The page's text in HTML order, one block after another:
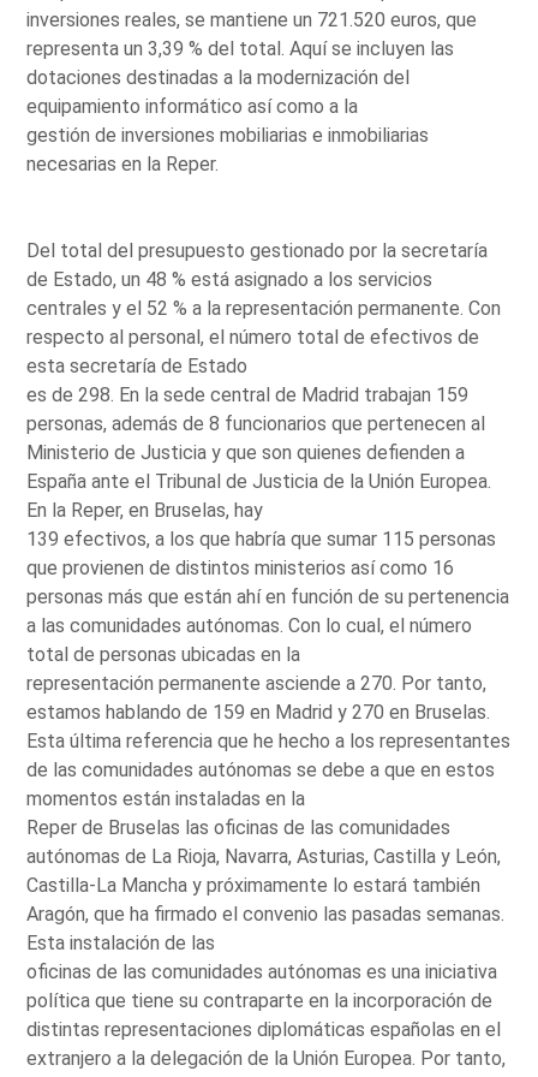
inversiones reales, se mantiene un 721.520 euros, que
representa un 3,39 % del total. Aquí se incluyen las
dotaciones destinadas a la modernización del
equipamiento informático así como a la
gestión de inversiones mobiliarias e inmobiliarias
necesarias en la Reper.
Del total del presupuesto gestionado por la secretaría
de Estado, un 48 % está asignado a los servicios
centrales y el 52 % a la representación permanente. Con
respecto al personal, el número total de efectivos de
esta secretaría de Estado
es de 298. En la sede central de Madrid trabajan 159
personas, además de 8 funcionarios que pertenecen al
Ministerio de Justicia y que son quienes defienden a
España ante el Tribunal de Justicia de la Unión Europea.
En la Reper, en Bruselas, hay
139 efectivos, a los que habría que sumar 115 personas
que provienen de distintos ministerios así como 16
personas más que están ahí en función de su pertenencia
a las comunidades autónomas. Con lo cual, el número
total de personas ubicadas en la
representación permanente asciende a 270. Por tanto,
estamos hablando de 159 en Madrid y 270 en Bruselas.
Esta última referencia que he hecho a los representantes
de las comunidades autónomas se debe a que en estos
momentos están instaladas en la
Reper de Bruselas las oficinas de las comunidades
autónomas de La Rioja, Navarra, Asturias, Castilla y León,
Castilla-La Mancha y próximamente lo estará también
Aragón, que ha firmado el convenio las pasadas semanas.
Esta instalación de las
oficinas de las comunidades autónomas es una iniciativa
política que tiene su contraparte en la incorporación de
distintas representaciones diplomáticas españolas en el
extranjero a la delegación de la Unión Europea. Por tanto,